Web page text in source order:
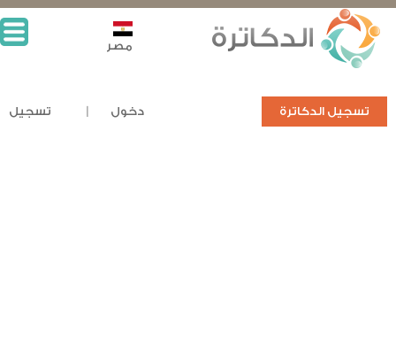
تسجيل الدكاترة دخول تسجيل
مصر